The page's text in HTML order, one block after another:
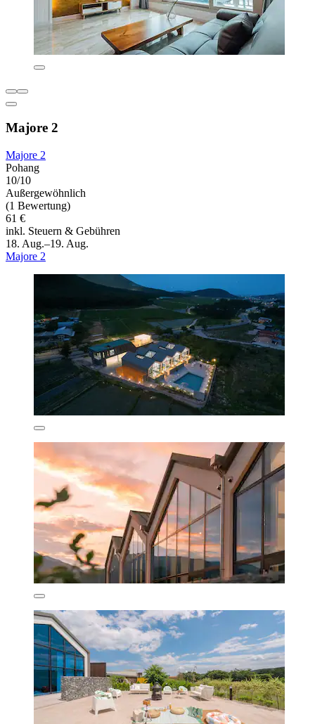
Majore 2
Majore 2
Pohang
10/10
Außergewöhnlich
(1 Bewertung)
61 €
inkl. Steuern & Gebühren
18. Aug.–19. Aug.
Majore 2